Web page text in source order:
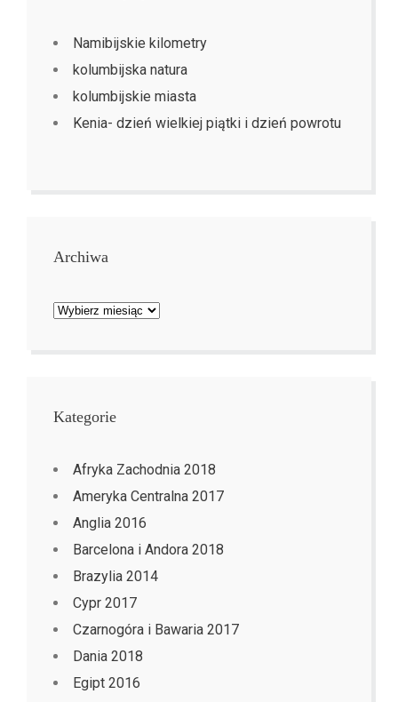
Namibijskie kilometry
kolumbijska natura
kolumbijskie miasta
Kenia- dzień wielkiej piątki i dzień powrotu
Archiwa
Archiwa
Kategorie
Afryka Zachodnia 2018
Ameryka Centralna 2017
Anglia 2016
Barcelona i Andora 2018
Brazylia 2014
Cypr 2017
Czarnogóra i Bawaria 2017
Dania 2018
Egipt 2016